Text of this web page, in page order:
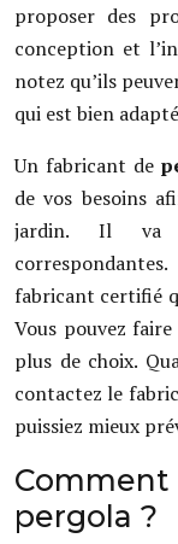
proposer des
conception et
notez qu’ils
qui est bien
Un fabricant de
de vos besoins
jardin. Il va
fabricant certifié
Vous pouvez
plus de choix.
contactez le
puissiez mieux
pergola ?